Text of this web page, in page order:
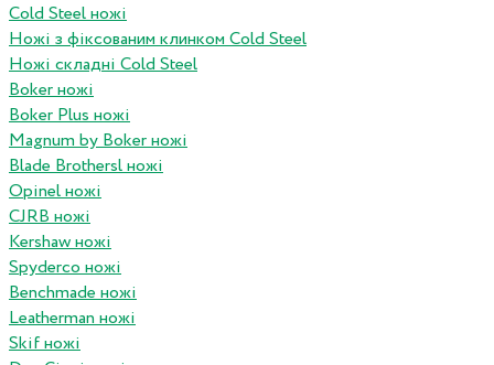
Cold Steel ножі
Ножі з фіксованим клинком Cold Steel
Ножі складні Cold Steel
Boker ножі
Boker Plus ножі
Magnum by Boker ножі
Blade Brothersl ножі
Opinel ножі
CJRB ножі
Kershaw ножі
Spyderco ножі
Benchmade ножі
Leatherman ножі
Skif ножі